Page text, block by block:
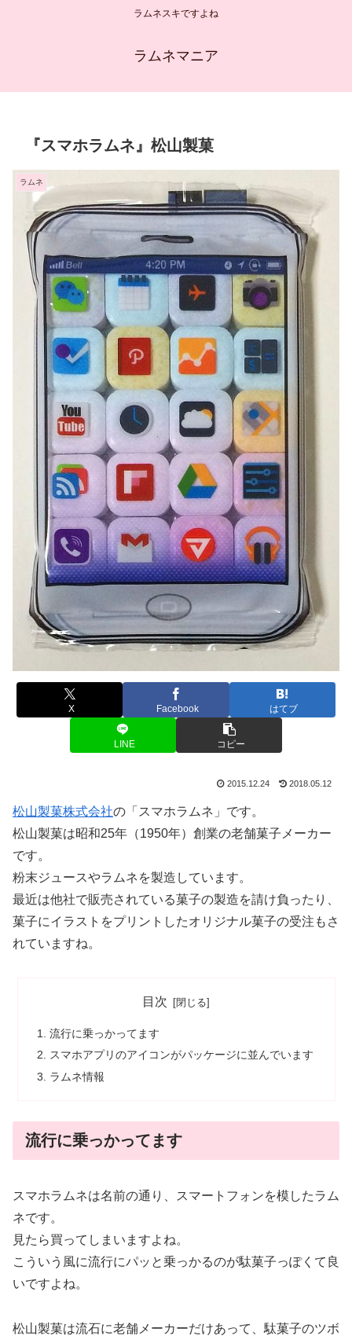
ラムネスキですよね
ラムネマニア
『スマホラムネ』松山製菓
ラムネ
X Facebook はてブ
LINE コピー
2015.12.24 2018.05.12
松山製菓株式会社の「スマホラムネ」です。
松山製菓は昭和25年（1950年）創業の老舗菓子メーカー
です。
粉末ジュースやラムネを製造しています。
最近は他社で販売されている菓子の製造を請け負ったり、
菓子にイラストをプリントしたオリジナル菓子の受注もさ
れていますね。
目次
流行に乗っかってます
スマホアプリのアイコンがパッケージに並んでいます
ラムネ情報
流行に乗っかってます
スマホラムネは名前の通り、スマートフォンを模したラム
ネです。
見たら買ってしまいますよね。
こういう風に流行にパッと乗っかるのが駄菓子っぽくて良
いですよね。
松山製菓は流石に老舗メーカーだけあって、駄菓子のツボ